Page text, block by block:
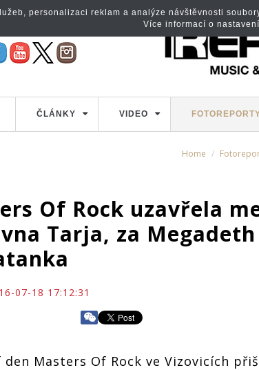
ČLÁNKY VIDEO
Home
Of Rock uzavřela
Tarja, za
07-18 17:12:31
den Masters Of Rock ve Vizovicích
personalizaci reklam a analýze návštěvnosti
Více informací o